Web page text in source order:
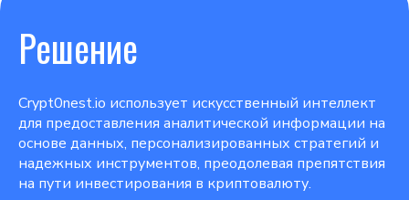
Решение
Crypt0nest.io использует искусственный интеллект
для предоставления аналитической информации на
основе данных, персонализированных стратегий и
надежных инструментов, преодолевая препятствия
на пути инвестирования в криптовалюту.